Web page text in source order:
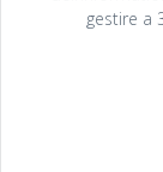
gestire a